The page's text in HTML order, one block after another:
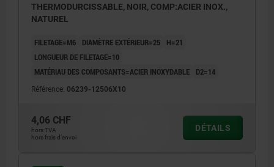
THERMODURCISSABLE, NOIR, COMP:ACIER INOX.,
NATUREL
FILETAGE=M6 DIAMÈTRE EXTÉRIEUR=25
H=21
LONGUEUR DE FILETAGE=10
MATÉRIAU DES COMPOSANTS=ACIER INOXYDABLE
D2=14
Référence: 06239-12506X10
4,06 CHF
hors TVA
hors frais d’envoi
DÉTAILS